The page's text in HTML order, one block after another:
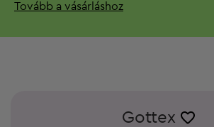
Tovább a vásárláshoz
Gottex